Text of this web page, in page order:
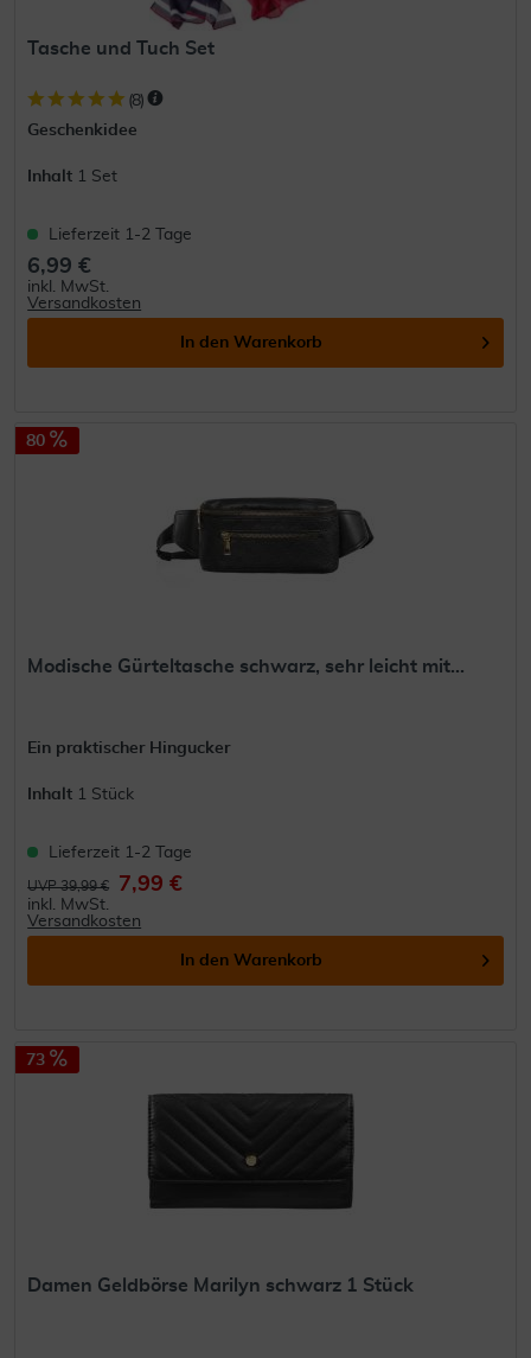
Tasche und Tuch Set
(8)
Geschenkidee
Inhalt 1 Set
Lieferzeit 1-2 Tage
6,99 €
inkl. MwSt.
Versandkosten
In den Warenkorb
80
Modische Gürteltasche schwarz, sehr leicht mit...
Ein praktischer Hingucker
Inhalt 1 Stück
Lieferzeit 1-2 Tage
UVP 39,99 € 7,99 €
inkl. MwSt.
Versandkosten
In den Warenkorb
73
Damen Geldbörse Marilyn schwarz 1 Stück